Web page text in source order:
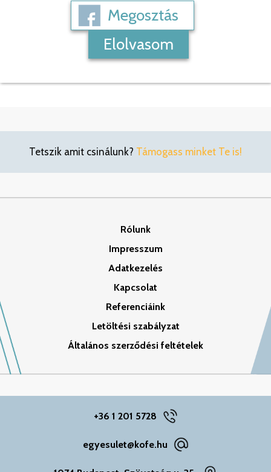
Megosztás
Elolvasom
Tetszik amit csinálunk? Támogass minket Te is!
Rólunk
Impresszum
Adatkezelés
Kapcsolat
Referenciáink
Letöltési szabályzat
Általános szerződési feltételek
+36 1 201 5728
egyesulet@kofe.hu